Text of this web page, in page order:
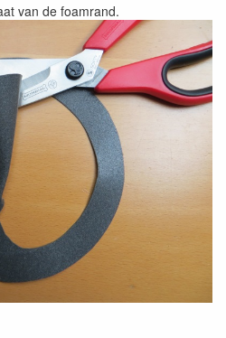
van de foamrand.